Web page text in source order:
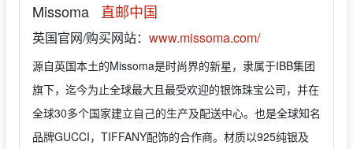
Missoma 直邮中国
英国官网/购买网站： www.missoma.com/
源自英国本土的Missoma是时尚界的新星，隶属于IBB集团
旗下，迄今为止全球最大且最受欢迎的银饰珠宝公司，并在
全球30多个国家建立自己的生产及配送中心。也是全球知名
品牌GUCCI，TIFFANY配饰的合作商。材质以925纯银及